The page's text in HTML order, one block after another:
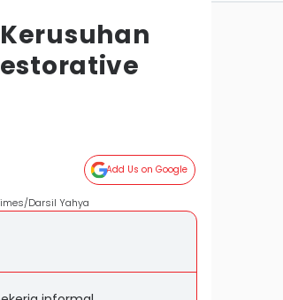
Add Us on Google
Darsil Yahya